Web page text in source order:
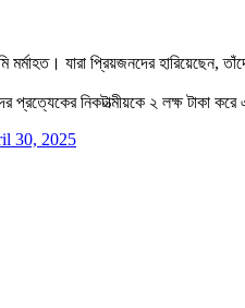
মর্মাহত। যারা প্রিয়জনদের
প্রত্যেকের নিকটাত্মীয়কে ২ লক্ষ টাকা
30, 2025